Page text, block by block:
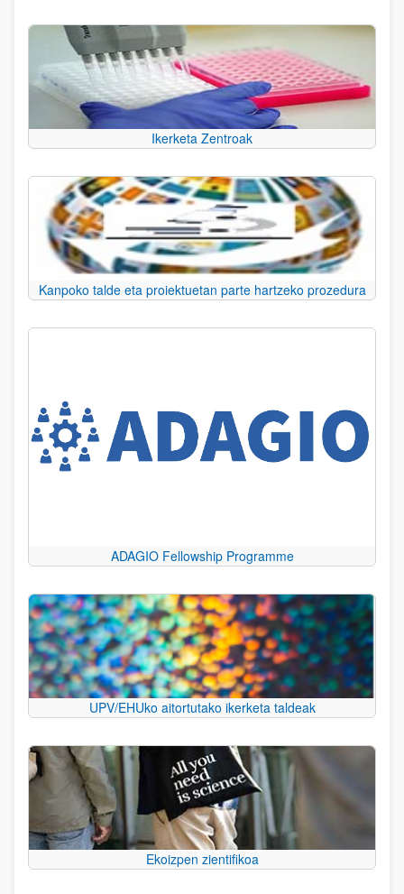
Ikerketa Zentroak
Kanpoko talde eta proiektuetan parte hartzeko prozedura
ADAGIO Fellowship Programme
UPV/EHUko aitortutako ikerketa taldeak
Ekoizpen zientifikoa